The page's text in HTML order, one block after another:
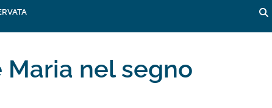
Maria nel segno